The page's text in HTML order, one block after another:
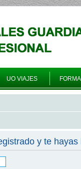
UO VIAJES
y te